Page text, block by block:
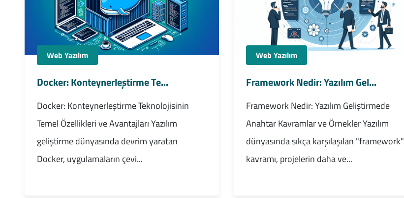
Web Yazılım
Docker: Konteynerleştirme Te...
Docker: Konteynerleştirme Teknolojisinin
Temel Özellikleri ve Avantajları Yazılım
geliştirme dünyasında devrim yaratan
Docker, uygulamaların çevi...
Web Yazılım
Framework Nedir: Yazılım Gel...
Framework Nedir: Yazılım Geliştirmede
Anahtar Kavramlar ve Örnekler Yazılım
dünyasında sıkça karşılaşılan "framework"
kavramı, projelerin daha ve...